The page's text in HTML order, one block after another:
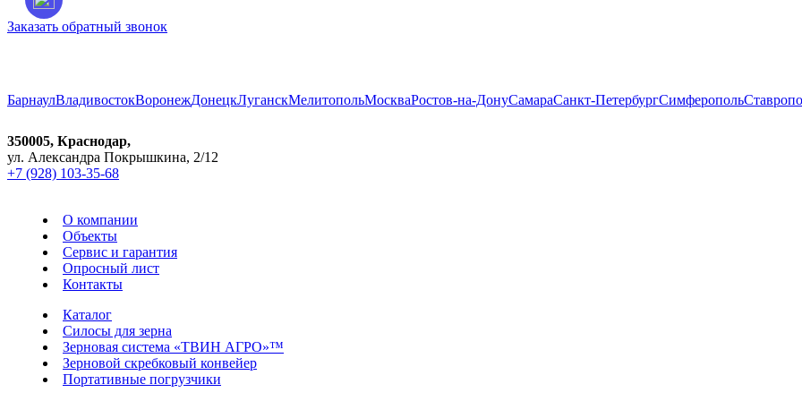
Заказать обратный звонок
БарнаулВладивостокВоронежДонецкЛуганскМелитопольМоскваРостов-на-ДонуСамараСанкт-ПетербургСимферополь
350005, Краснодар,
ул. Александра Покрышкина, 2/12
+7 (928) 103-35-68
О компании
Объекты
Сервис и гарантия
Опросный лист
Контакты
Каталог
Силосы для зерна
Зерновая система «ТВИН АГРО»™
Зерновой скребковый конвейер
Портативные погрузчики